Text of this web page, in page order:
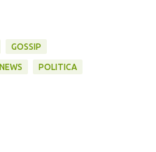
GOSSIP
NEWS POLITICA